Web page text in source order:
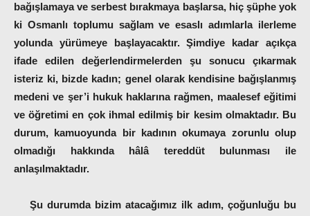
bağışlamaya ve serbest bırakmaya başlarsa, hiç şüphe yok
ki Osmanlı toplumu sağlam ve esaslı adımlarla ilerleme
yolunda yürümeye başlayacaktır. Şimdiye kadar açıkça
ifade edilen değerlendirmelerden şu sonucu çıkarmak
isteriz ki, bizde kadın; genel olarak kendisine bağışlanmış
medeni ve şer’i hukuk haklarına rağmen, maalesef eğitimi
ve öğretimi en çok ihmal edilmiş bir kesim olmaktadır. Bu
durum, kamuoyunda bir kadının okumaya zorunlu olup
olmadığı hakkında hâlâ tereddüt bulunması ile
anlaşılmaktadır.
Şu durumda bizim atacağımız ilk adım, çoğunluğu bu